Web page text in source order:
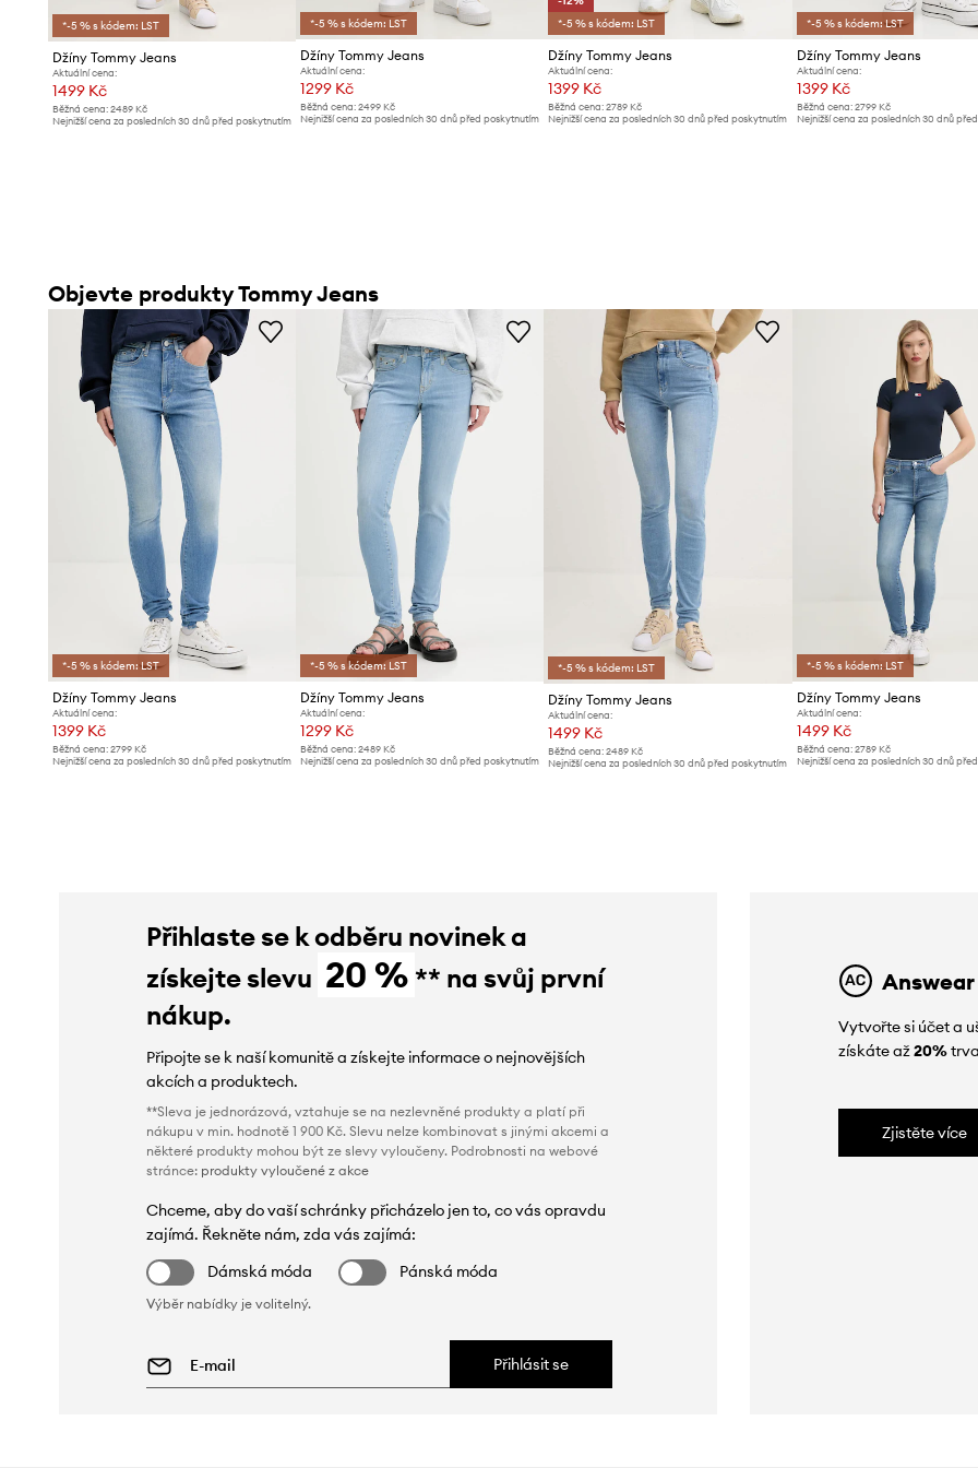
*-5 % s kódem: LST
Džíny Tommy Jeans
Aktuální cena:
1499 Kč
Běžná cena: 2489 Kč
Nejnižší cena za posledních 30 dnů před poskytnutím
*-5 % s kódem: LST
Džíny Tommy Jeans
Aktuální cena:
1299 Kč
Běžná cena:2499 Kč
Nejnižší cena za posledních 30 dnů před poskytnutím
*-5 % s kódem: LST
Džíny Tommy Jeans
Aktuální cena:
1399 Kč
Běžná cena: 2789 Kč
Nejnižší cena za posledních 30 dnů před poskytnutím
*-5 % s kódem: LST
Džíny Tommy Jeans
Aktuální cena:
1399 Kč
Běžná cena: 2799 Kč
Nejnižší cena za posledních 30 dnů
Objevte produkty Tommy Jeans
*-5 % s kódem: LST
Džíny Tommy Jeans
Aktuální cena:
1399 Kč
Běžná cena: 2799 Kč
Nejnižší cena za posledních 30 dnů před poskytnutím
*-5 % s kódem: LST
Džíny Tommy Jeans
Aktuální cena:
1299 Kč
Běžná cena:2489 Kč
Nejnižší cena za posledních 30 dnů před poskytnutím
*-5 % s kódem: LST
Džíny Tommy Jeans
Aktuální cena:
1499 Kč
Běžná cena: 2489 Kč
Nejnižší cena za posledních 30 dnů před poskytnutím
*-5 % s kódem: LST
Džíny Tommy Jeans
Aktuální cena:
1499 Kč
Běžná cena: 2789 Kč
Nejnižší cena za posledních 30 dnů
Přihlaste se k odběru novinek a
získejte slevu 20 % ** na svůj první
nákup.
Připojte se k naší komunitě a získejte informace o nejnovějších
akcích a produktech.
**Sleva je jednorázová, vztahuje se na nezlevněné produkty a platí při
nákupu v min. hodnotě 1 900 Kč. Slevu nelze kombinovat s jinými akcemi a
některé produkty mohou být ze slevy vyloučeny. Podrobnosti na webové
stránce: produkty vyloučené z akce
Chceme, aby do vaší schránky přicházelo jen to, co vás opravdu
zajímá. Řekněte nám, zda vás zajímá:
Dámská móda
Pánská móda
Výběr nabídky je volitelný.
Přihlásit se
Vytvořte si účet a
získáte až20%
Zjistěte více